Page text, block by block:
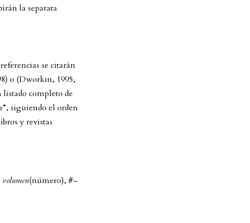
la separata
se citarán
o (Dworkin, 1995,
completo de
siguiendo el orden
y revistas
(número), #–